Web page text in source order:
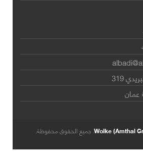
عمان
Wolke (Amthal. جميع الحقوق محفوظة.